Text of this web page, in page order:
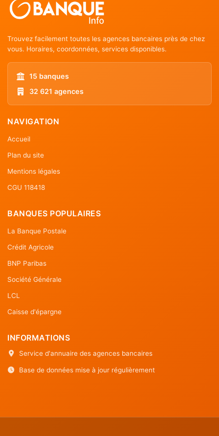
Trouvez facilement toutes les agences bancaires près de chez
vous. Horaires, coordonnées, services disponibles.
15 banques
32 621 agences
NAVIGATION
Accueil
Plan du site
Mentions légales
CGU 118418
BANQUES POPULAIRES
La Banque Postale
Crédit Agricole
BNP Paribas
Société Générale
LCL
Caisse d'épargne
INFORMATIONS
Service d'annuaire des agences bancaires
Base de données mise à jour régulièrement